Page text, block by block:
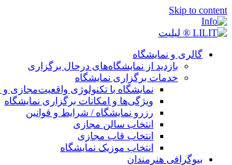
Skip to content
گالری و نمایشگاه
بازدید از نمایشگاه‌های درحال برگزاری
خدمات برگزاری نمایشگاه
نمایشگاه با تکنولوژی
ویژگی‌ها و امکانات برگزاری نمایشگاه
رزرو نمایشگاه / شرایط و قوانین
انتخاب سالن مجازی
انتخاب قاب مجازی
انتخاب موزیک نمایشگاه
بیوگرافی هنرمندان